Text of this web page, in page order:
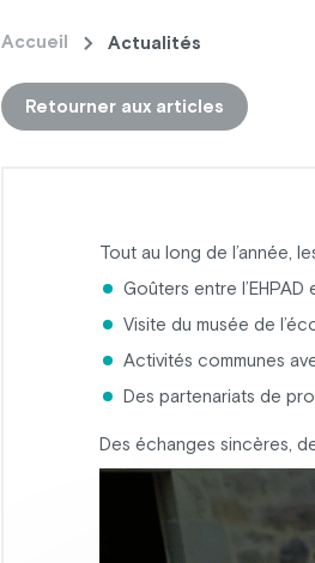
Accueil Actualités
Retourner aux articles
Tout au long de l’année,
Goûters entre
Visite du musée de
Activités communes
Des partenariats de
Des échanges sincères,